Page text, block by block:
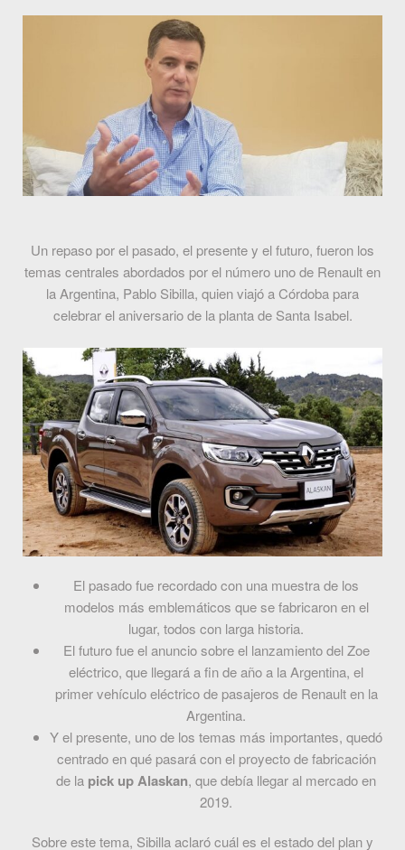
Un repaso por el pasado, el presente y el futuro, fueron los
temas centrales abordados por el número uno de Renault en
la Argentina, Pablo Sibilla, quien viajó a Córdoba para
celebrar el aniversario de la planta de Santa Isabel.
El pasado fue recordado con una muestra de los
modelos más emblemáticos que se fabricaron en el
lugar, todos con larga historia.
El futuro fue el anuncio sobre el lanzamiento del Zoe
eléctrico, que llegará a fin de año a la Argentina, el
primer vehículo eléctrico de pasajeros de Renault en la
Argentina.
Y el presente, uno de los temas más importantes, quedó
centrado en qué pasará con el proyecto de fabricación
de la pick up Alaskan, que debía llegar al mercado en
2019.
Sobre este tema, Sibilla aclaró cuál es el estado del plan y